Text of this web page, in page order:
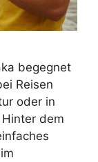
begegnet
Reisen
oder in
dem